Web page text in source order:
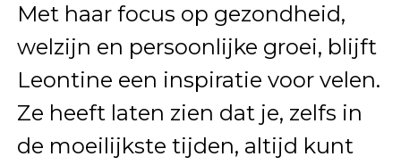
Met haar focus op gezondheid,
welzijn en persoonlijke groei, blijft
Leontine een inspiratie voor velen.
Ze heeft laten zien dat je, zelfs in
de moeilijkste tijden, altijd kunt